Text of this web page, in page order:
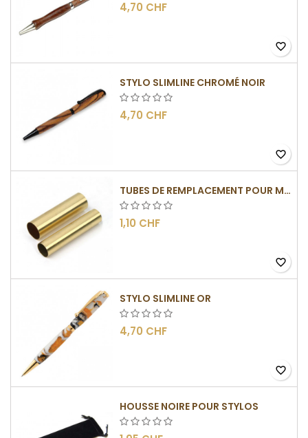
4,70 CHF
favorite_border
STYLO SLIMLINE CHROMÉ NOIR
4,70 CHF
favorite_border
TUBES DE REMPLACEMENT POUR MÉCANISMES SLIMLINE
1,10 CHF
favorite_border
STYLO SLIMLINE OR
4,70 CHF
favorite_border
HOUSSE NOIRE POUR STYLOS